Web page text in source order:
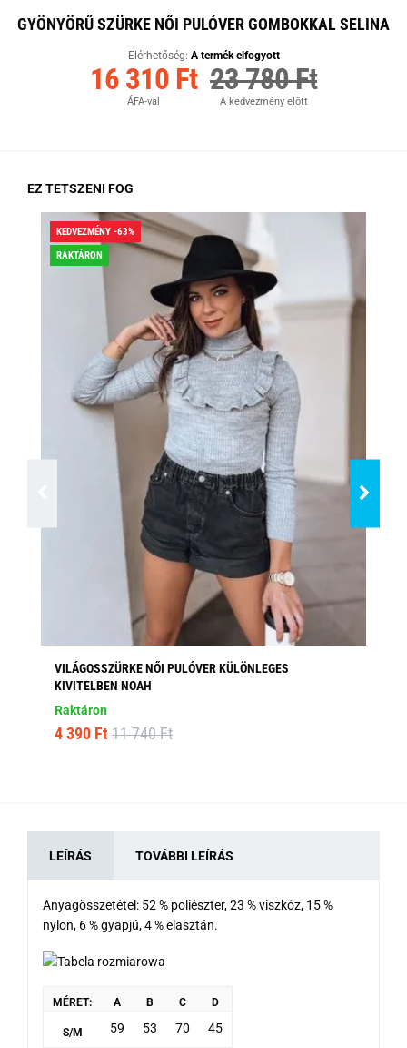
GYÖNYÖRŰ SZÜRKE NŐI PULÓVER GOMBOKKAL SELINA
Elérhetőség: A termék elfogyott
16 310 Ft
ÁFA-val
23 780 Ft
A kedvezmény előtt
EZ TETSZENI FOG
KEDVEZMÉNY -63%
RAKTÁRON
VILÁGOSSZÜRKE NŐI PULÓVER KÜLÖNLEGES
KIVITELBEN NOAH
Raktáron
4 390 Ft 11 740 Ft
LEÍRÁS TOVÁBBI LEÍRÁS
Anyagösszetétel: 52 % poliészter, 23 % viszkóz, 15 %
nylon, 6 % gyapjú, 4 % elasztán.
MÉRET: A B C D
S/M 59 53 70 45